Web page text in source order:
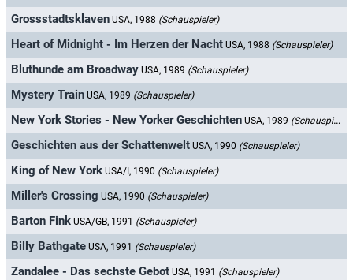
Grossstadtsklaven USA, 1988 (Schauspieler)
Heart of Midnight - Im Herzen der Nacht USA, 1988 (Schauspieler)
Bluthunde am Broadway USA, 1989 (Schauspieler)
Mystery Train USA, 1989 (Schauspieler)
New York Stories - New Yorker Geschichten USA, 1989 (Schauspieler)
Geschichten aus der Schattenwelt USA, 1990 (Schauspieler)
King of New York USA/I, 1990 (Schauspieler)
Miller's Crossing USA, 1990 (Schauspieler)
Barton Fink USA/GB, 1991 (Schauspieler)
Billy Bathgate USA, 1991 (Schauspieler)
Zandalee - Das sechste Gebot USA, 1991 (Schauspieler)